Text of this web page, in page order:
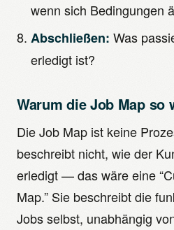
wenn sich Bedingungen
Abschließen: Was
erledigt ist?
Warum die Job Map so
Die Job Map ist keine
beschreibt nicht, wie der
erledigt — das wäre eine
Map.” Sie beschreibt die
Jobs selbst, unabhängig